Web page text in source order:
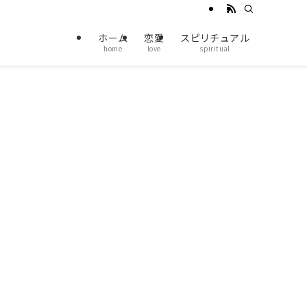
ホーム
home
恋愛
love
スピリチュアル
spiritual